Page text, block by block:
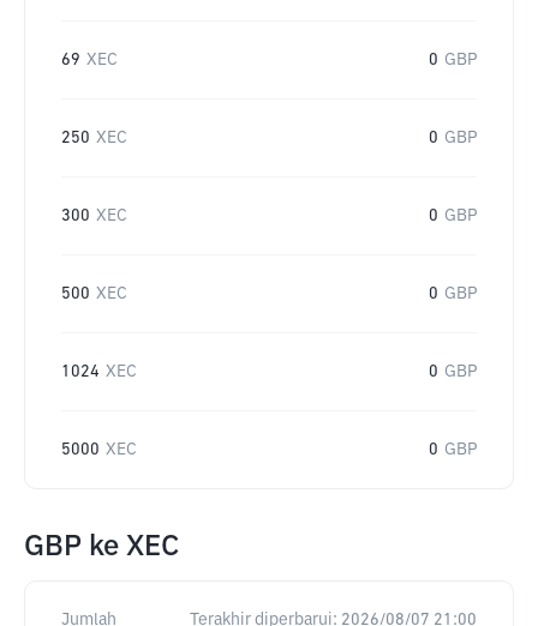
69 XEC 0 GBP
250 XEC 0 GBP
300 XEC 0 GBP
500 XEC 0 GBP
1024 XEC 0 GBP
5000 XEC 0 GBP
GBP ke XEC
Jumlah Terakhir diperbarui: 2026/08/07 21:00